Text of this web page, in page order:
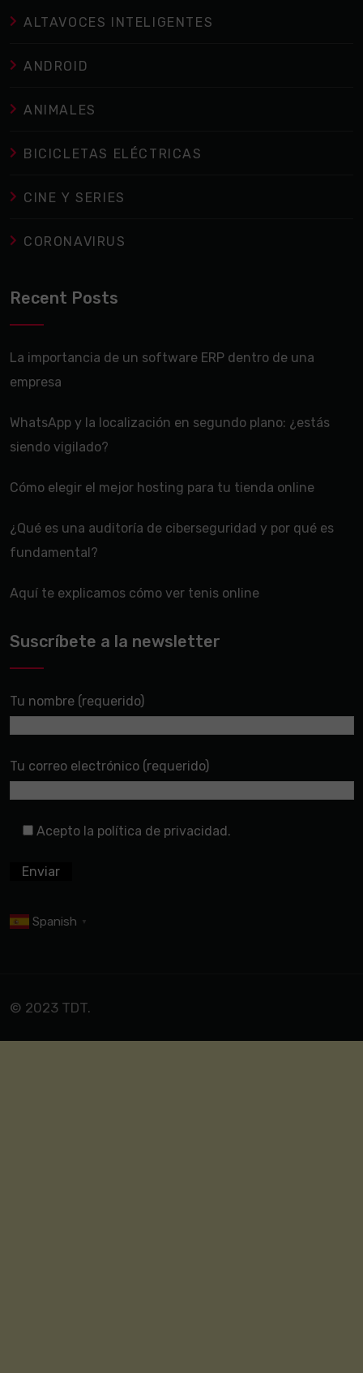
ALTAVOCES INTELIGENTES
ANDROID
ANIMALES
BICICLETAS ELÉCTRICAS
CINE Y SERIES
CORONAVIRUS
Recent Posts
La importancia de un software ERP dentro de una
empresa
WhatsApp y la localización en segundo plano: ¿estás
siendo vigilado?
Cómo elegir el mejor hosting para tu tienda online
¿Qué es una auditoría de ciberseguridad y por qué es
fundamental?
Aquí te explicamos cómo ver tenis online
Suscríbete a la newsletter
Tu nombre (requerido)
Tu correo electrónico (requerido)
Acepto la política de privacidad.
Spanish ▼
© 2023 TDT.